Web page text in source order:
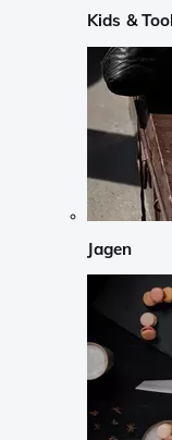
Kids &
Jagen